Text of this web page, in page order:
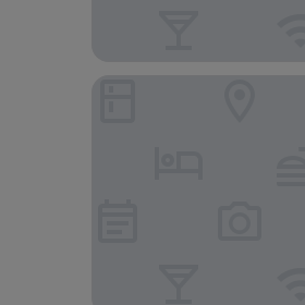
Days Inn by Wyndham Indio